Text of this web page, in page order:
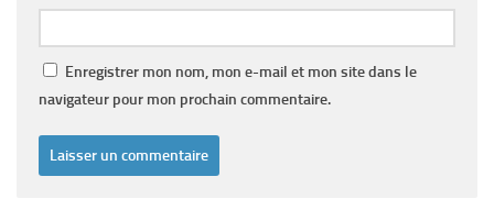
Enregistrer mon nom, mon e-mail et mon site dans le
navigateur pour mon prochain commentaire.